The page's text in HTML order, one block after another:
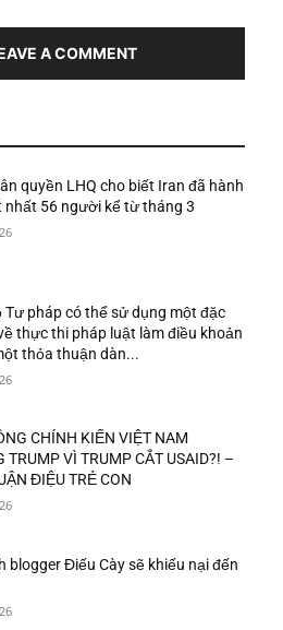
A COMMENT
quyền LHQ cho biết Iran đã hành
nhất 56 người kể từ tháng 3
Tư pháp có thể sử dụng một đặc
thực thi pháp luật làm điều khoản
thỏa thuận dàn...
CHÍNH KIẾN VIỆT NAM
TRUMP VÌ TRUMP CẮT USAID?! –
ĐIỆU TRẺ CON
blogger Điếu Cày sẽ khiếu nại đến